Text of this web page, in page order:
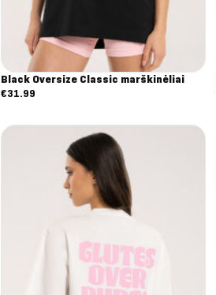
Black Oversize Classic marškinėliai
€31.99